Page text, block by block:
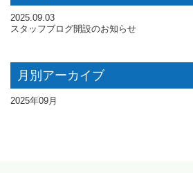
2025.09.03
スタッフブログ開設のお知らせ
月別アーカイブ
2025年09月